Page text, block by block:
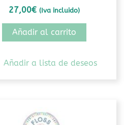
27,00€ (Iva incluido)
Añadir al carrito
Añadir a lista de deseos